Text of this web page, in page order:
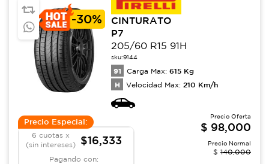
-30%
CINTURATO
P7
205/60 R15 91H
sku:9144
91 Carga Max: 615 Kg
H Velocidad Max: 210 Km/h
Precio Especial:
6 cuotas x
(sin intereses)
$16,333
Pagando con:
Precio Oferta
$ 98,000
Precio Normal
$ 140,000